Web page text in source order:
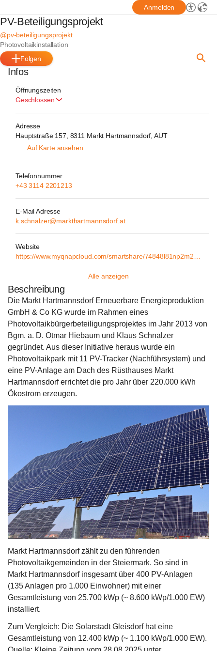
Anmelden
PV-Beteiligungsprojekt
@pv-beteiligungsprojekt
Photovoltaikinstallation
Folgen
Infos
Öffnungszeiten
Geschlossen
Adresse
Hauptstraße 157, 8311 Markt Hartmannsdorf, AUT
Auf Karte ansehen
Telefonnummer
+43 3114 2201213
E-Mail Adresse
k.schnalzer@markthartmannsdorf.at
Website
Alle anzeigen
Beschreibung
Die Markt Hartmannsdorf Erneuerbare Energieproduktion
GmbH & Co KG wurde im Rahmen eines
Photovoltaikbürgerbeteiligungsprojektes im Jahr 2013 von
Bgm. a. D. Otmar Hiebaum und Klaus Schnalzer
gegründet. Aus dieser Initiative heraus wurde ein
Photovoltaikpark mit 11 PV-Tracker (Nachführsystem) und
eine PV-Anlage am Dach des Rüsthauses Markt
Hartmannsdorf errichtet die pro Jahr über 220.000 kWh
Ökostrom erzeugen.
Markt Hartmannsdorf zählt zu den führenden
Photovoltaikgemeinden in der Steiermark. So sind in
Markt Hartmannsdorf insgesamt über 400 PV-Anlagen
(135 Anlagen pro 1.000 Einwohner) mit einer
Gesamtleistung von 25.700 kWp (~ 8.600 kWp/1.000 EW)
installiert.
Zum Vergleich: Die Solarstadt Gleisdorf hat eine
Gesamtleistung von 12.400 kWp (~ 1.100 kWp/1.000 EW).